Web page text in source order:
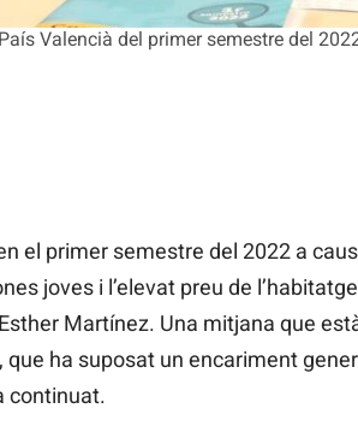
Valencià del primer semestre del
el primer semestre del 2022 a
joves i l’elevat preu de
Martínez. Una mitjana que
ha suposat un encariment
continuat.